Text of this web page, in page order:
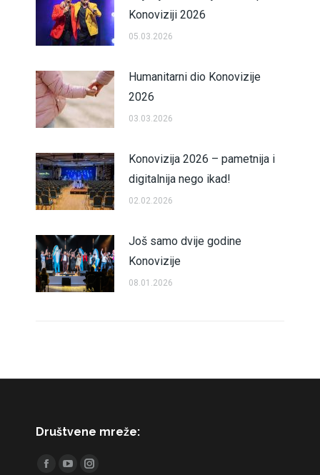
Konoviziji 2026
05.03.2026
Humanitarni dio Konovizije
2026
03.03.2026
Konovizija 2026 – pametnija i
digitalnija nego ikad!
02.02.2026
Još samo dvije godine
Konovizije
08.01.2026
Društvene mreže:
Find us on:
Facebook
YouTubeInstagram